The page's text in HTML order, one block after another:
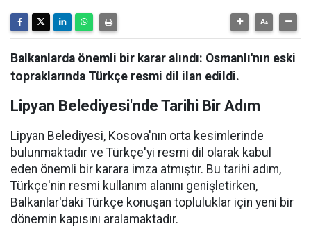
Balkanlarda önemli bir karar alındı: Osmanlı'nın eski
topraklarında Türkçe resmi dil ilan edildi.
Lipyan Belediyesi'nde Tarihi Bir Adım
Lipyan Belediyesi, Kosova'nın orta kesimlerinde
bulunmaktadır ve Türkçe'yi resmi dil olarak kabul
eden önemli bir karara imza atmıştır. Bu tarihi adım,
Türkçe'nin resmi kullanım alanını genişletirken,
Balkanlar'daki Türkçe konuşan topluluklar için yeni bir
dönemin kapısını aralamaktadır.